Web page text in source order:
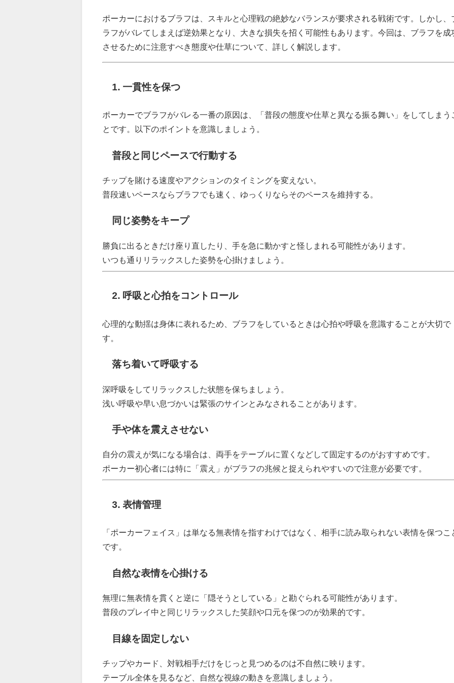
ポーカーにおけるブラフは、スキルと心理戦の絶妙なバランスが要求される戦術です。しかし、
ラフがバレてしまえば逆効果となり、大きな損失を招く可能性もあります。今回は、ブラフを成
させるために注意すべき態度や仕草について、詳しく解説します。
1. 一貫性を保つ
ポーカーでブラフがバレる一番の原因は、「普段の態度や仕草と異なる振る舞い」をしてしまう
とです。以下のポイントを意識しましょう。
普段と同じペースで行動する
チップを賭ける速度やアクションのタイミングを変えない。
普段速いペースならブラフでも速く、ゆっくりならそのペースを維持する。
同じ姿勢をキープ
勝負に出るときだけ座り直したり、手を急に動かすと怪しまれる可能性があります。
いつも通りリラックスした姿勢を心掛けましょう。
2. 呼吸と心拍をコントロール
心理的な動揺は身体に表れるため、ブラフをしているときは心拍や呼吸を意識することが大切で
す。
落ち着いて呼吸する
深呼吸をしてリラックスした状態を保ちましょう。
浅い呼吸や早い息づかいは緊張のサインとみなされることがあります。
手や体を震えさせない
自分の震えが気になる場合は、両手をテーブルに置くなどして固定するのがおすすめです。
ポーカー初心者には特に「震え」がブラフの兆候と捉えられやすいので注意が必要です。
3. 表情管理
「ポーカーフェイス」は単なる無表情を指すわけではなく、相手に読み取られない表情を保つこ
です。
自然な表情を心掛ける
無理に無表情を貫くと逆に「隠そうとしている」と勘ぐられる可能性があります。
普段のプレイ中と同じリラックスした笑顔や口元を保つのが効果的です。
目線を固定しない
チップやカード、対戦相手だけをじっと見つめるのは不自然に映ります。
テーブル全体を見るなど、自然な視線の動きを意識しましょう。